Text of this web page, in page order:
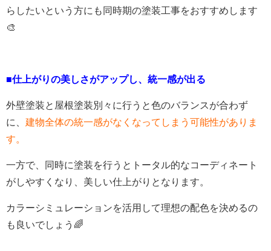
らしたいという方にも同時期の塗装工事をおすすめします
🎨
■仕上がりの美しさがアップし、統一感が出る
外壁塗装と屋根塗装別々に行うと色のバランスが合わず
に、 建物全体の統一感がなくなってしまう可能性がありま
す。
一方で、同時に塗装を行うとトータル的なコーディネート
がしやすくなり、美しい仕上がりとなります。
カラーシミュレーションを活用して理想の配色を決めるの
も良いでしょう🌈